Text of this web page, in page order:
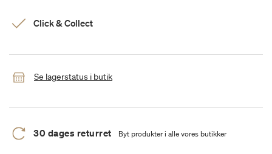
Click & Collect
Se lagerstatus i butik
30 dages returret Byt produkter i alle vores butikker